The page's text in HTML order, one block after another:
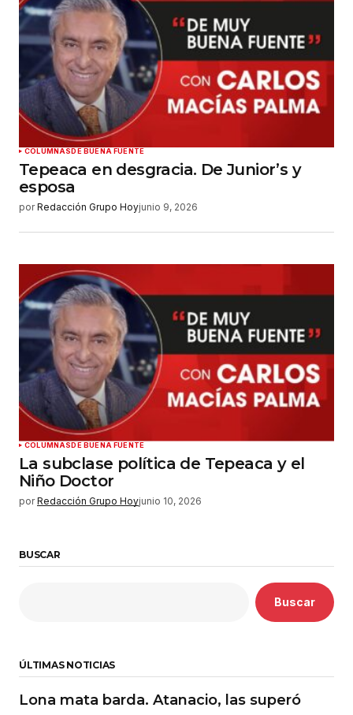
COLUMNASDE BUENA FUENTE
Tepeaca en desgracia. De Junior’s y
esposa
por Redacción Grupo Hoyjunio 9, 2026
COLUMNASDE BUENA FUENTE
La subclase política de Tepeaca y el
Niño Doctor
por Redacción Grupo Hoyjunio 10, 2026
BUSCAR
Buscar
ÚLTIMAS NOTICIAS
Lona mata barda. Atanacio, las superó